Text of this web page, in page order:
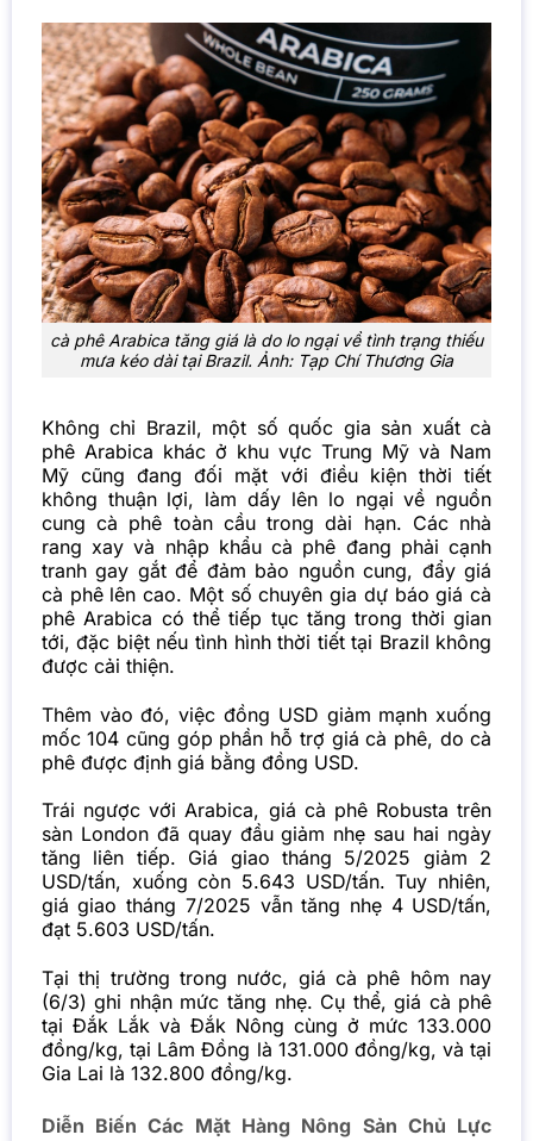
cà phê Arabica tăng giá là do lo ngại về tình trạng thiếu
mưa kéo dài tại Brazil. Ảnh: Tạp Chí Thương Gia
Không chỉ Brazil, một số quốc gia sản xuất cà
phê Arabica khác ở khu vực Trung Mỹ và Nam
Mỹ cũng đang đối mặt với điều kiện thời tiết
không thuận lợi, làm dấy lên lo ngại về nguồn
cung cà phê toàn cầu trong dài hạn. Các nhà
rang xay và nhập khẩu cà phê đang phải cạnh
tranh gay gắt để đảm bảo nguồn cung, đẩy giá
cà phê lên cao. Một số chuyên gia dự báo giá cà
phê Arabica có thể tiếp tục tăng trong thời gian
tới, đặc biệt nếu tình hình thời tiết tại Brazil không
được cải thiện.
Thêm vào đó, việc đồng USD giảm mạnh xuống
mốc 104 cũng góp phần hỗ trợ giá cà phê, do cà
phê được định giá bằng đồng USD.
Trái ngược với Arabica, giá cà phê Robusta trên
sàn London đã quay đầu giảm nhẹ sau hai ngày
tăng liên tiếp. Giá giao tháng 5/2025 giảm 2
USD/tấn, xuống còn 5.643 USD/tấn. Tuy nhiên,
giá giao tháng 7/2025 vẫn tăng nhẹ 4 USD/tấn,
đạt 5.603 USD/tấn.
Tại thị trường trong nước, giá cà phê hôm nay
(6/3) ghi nhận mức tăng nhẹ. Cụ thể, giá cà phê
tại Đắk Lắk và Đắk Nông cùng ở mức 133.000
đồng/kg, tại Lâm Đồng là 131.000 đồng/kg, và tại
Gia Lai là 132.800 đồng/kg.
Diễn Biến Các Mặt Hàng Nông Sản Chủ Lực